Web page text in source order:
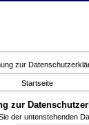
zur
Startseite
zur
der untenstehenden